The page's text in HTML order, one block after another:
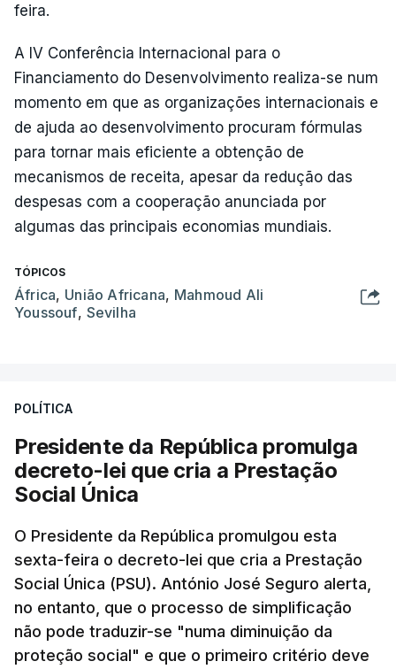
feira.
A IV Conferência Internacional para o
Financiamento do Desenvolvimento realiza-se num
momento em que as organizações internacionais e
de ajuda ao desenvolvimento procuram fórmulas
para tornar mais eficiente a obtenção de
mecanismos de receita, apesar da redução das
despesas com a cooperação anunciada por
algumas das principais economias mundiais.
TÓPICOS
África, União Africana, Mahmoud Ali
Youssouf, Sevilha
POLÍTICA
Presidente da República promulga
decreto-lei que cria a Prestação
Social Única
O Presidente da República promulgou esta
sexta-feira o decreto-lei que cria a Prestação
Social Única (PSU). António José Seguro alerta,
no entanto, que o processo de simplificação
não pode traduzir-se "numa diminuição da
proteção social" e que o primeiro critério deve